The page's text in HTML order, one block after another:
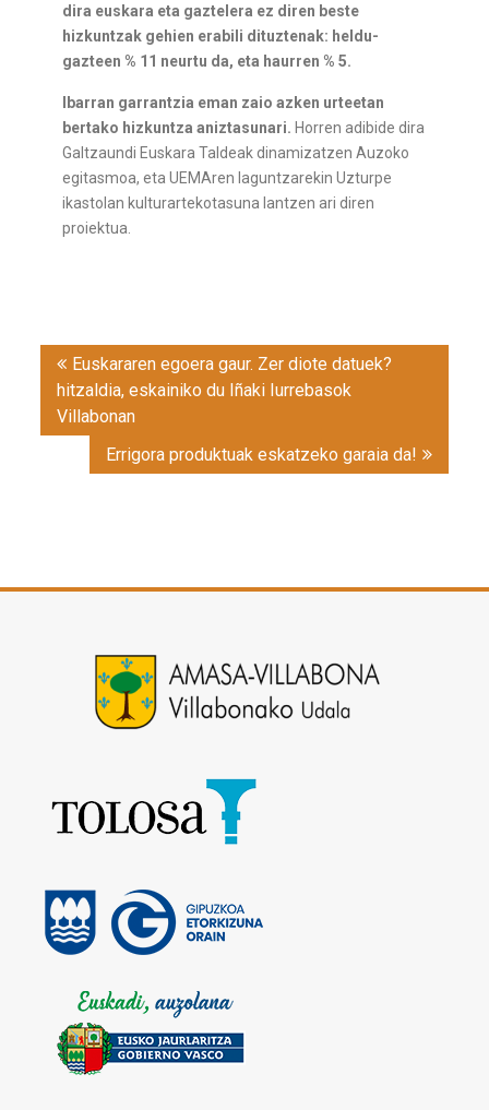
dira euskara eta gaztelera ez diren beste
hizkuntzak gehien erabili dituztenak: heldu-
gazteen % 11 neurtu da, eta haurren % 5.
Ibarran garrantzia eman zaio azken urteetan
bertako hizkuntza aniztasunari. Horren adibide dira
Galtzaundi Euskara Taldeak dinamizatzen Auzoko
egitasmoa, eta UEMAren laguntzarekin Uzturpe
ikastolan kulturartekotasuna lantzen ari diren
proiektua.
navigation
Euskararen egoera gaur. Zer diote datuek?
hitzaldia, eskainiko du Iñaki Iurrebasok
Villabonan
Errigora produktuak eskatzeko garaia da!